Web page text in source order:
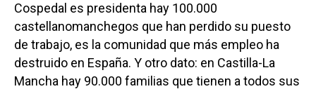
Cospedal es presidenta hay 100.000
castellanomanchegos que han perdido su puesto
de trabajo, es la comunidad que más empleo ha
destruido en España. Y otro dato: en Castilla-La
Mancha hay 90.000 familias que tienen a todos sus